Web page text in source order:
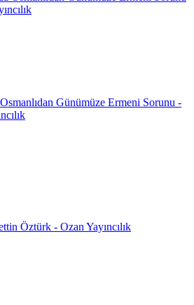
Günümüze Ermeni Sorunu -